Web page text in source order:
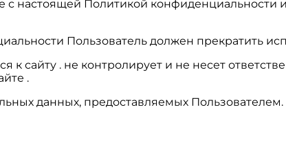
с настоящей Политикой
Пользователь должен прекратить
сайту . не контролирует и не несет
.
данных, предоставляемых Пользователем.